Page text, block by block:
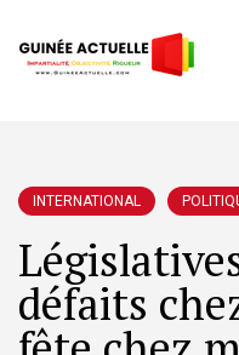
INTERNATIONAL
défaits